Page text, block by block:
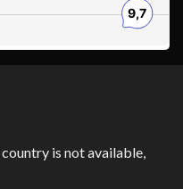
is not available,